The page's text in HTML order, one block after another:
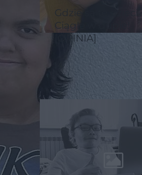
Gdzie są te
Ciągle w dupie!
[OPINIA]